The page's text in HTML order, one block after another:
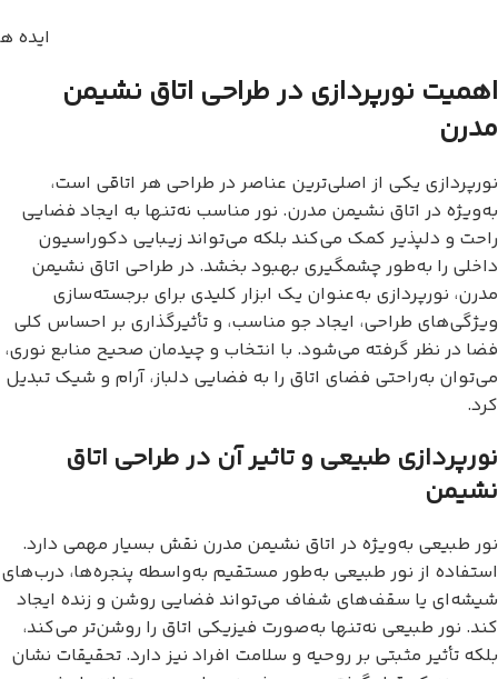
ایده
اهمیت نورپردازی در طراحی اتاق نشیمن
مدرن
نورپردازی یکی از اصلی‌ترین عناصر در طراحی هر اتاقی است،
به‌ویژه در اتاق نشیمن مدرن. نور مناسب نه‌تنها به ایجاد فضایی
راحت و دلپذیر کمک می‌کند بلکه می‌تواند زیبایی دکوراسیون
داخلی را به‌طور چشمگیری بهبود بخشد. در طراحی اتاق نشیمن
مدرن، نورپردازی به‌عنوان یک ابزار کلیدی برای برجسته‌سازی
ویژگی‌های طراحی، ایجاد جو مناسب، و تأثیرگذاری بر احساس کلی
فضا در نظر گرفته می‌شود. با انتخاب و چیدمان صحیح منابع نوری،
می‌توان به‌راحتی فضای اتاق را به فضایی دلباز، آرام و شیک تبدیل
کرد.
نورپردازی طبیعی و تاثیر آن در طراحی اتاق
نشیمن
نور طبیعی به‌ویژه در اتاق نشیمن مدرن نقش بسیار مهمی دارد.
استفاده از نور طبیعی به‌طور مستقیم به‌واسطه پنجره‌ها، درب‌های
شیشه‌ای یا سقف‌های شفاف می‌تواند فضایی روشن و زنده ایجاد
کند. نور طبیعی نه‌تنها به‌صورت فیزیکی اتاق را روشن‌تر می‌کند،
بلکه تأثیر مثبتی بر روحیه و سلامت افراد نیز دارد. تحقیقات نشان